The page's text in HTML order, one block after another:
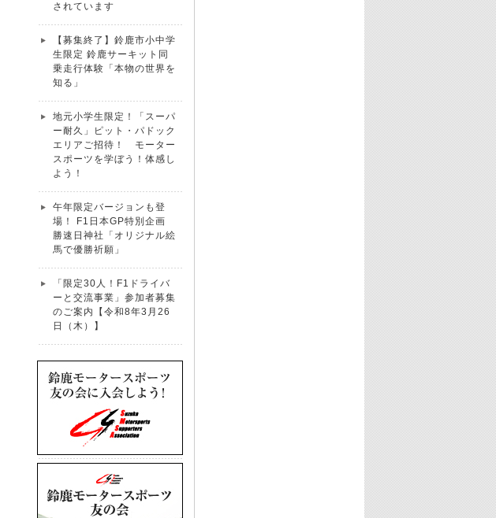
されています
【募集終了】鈴鹿市小中学
生限定 鈴鹿サーキット同
乗走行体験「本物の世界を
知る」
地元小学生限定！「スーパ
ー耐久」ピット・パドック
エリアご招待！ モーター
スポーツを学ぼう！体感し
よう！
午年限定バージョンも登
場！ F1日本GP特別企画
勝速日神社「オリジナル絵
馬で優勝祈願」
「限定30人！F1ドライバ
ーと交流事業」参加者募集
のご案内【令和8年3月26
日（木）】